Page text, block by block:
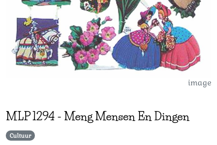
image
MLP1294 - Meng Mensen En Dingen
Cultuur